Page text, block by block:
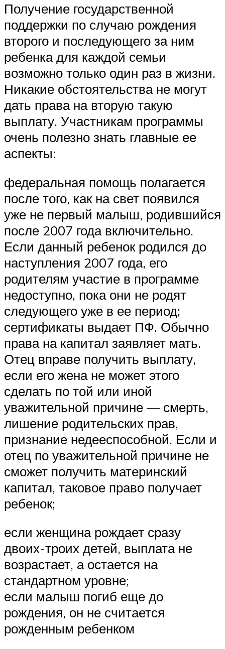
Получение государственной
поддержки по случаю рождения
второго и последующего за ним
ребенка для каждой семьи
возможно только один раз в жизни.
Никакие обстоятельства не могут
дать права на вторую такую
выплату. Участникам программы
очень полезно знать главные ее
аспекты:
федеральная помощь полагается
после того, как на свет появился
уже не первый малыш, родившийся
после 2007 года включительно.
Если данный ребенок родился до
наступления 2007 года, его
родителям участие в программе
недоступно, пока они не родят
следующего уже в ее период;
сертификаты выдает ПФ. Обычно
права на капитал заявляет мать.
Отец вправе получить выплату,
если его жена не может этого
сделать по той или иной
уважительной причине — смерть,
лишение родительских прав,
признание недееспособной. Если и
отец по уважительной причине не
сможет получить материнский
капитал, таковое право получает
ребенок;
если женщина рождает сразу
двоих-троих детей, выплата не
возрастает, а остается на
стандартном уровне;
если малыш погиб еще до
рождения, он не считается
рожденным ребенком